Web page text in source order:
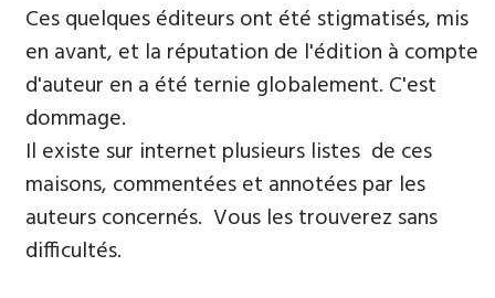
Ces quelques éditeurs ont été stigmatisés, mis
en avant, et la réputation de l'édition à compte
d'auteur en a été ternie globalement. C'est
dommage.
Il existe sur internet plusieurs listes de ces
maisons, commentées et annotées par les
auteurs concernés. Vous les trouverez sans
difficultés.